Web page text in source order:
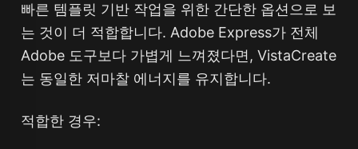
빠른 템플릿 기반 작업을 위한 간단한 옵션으로 보
는 것이 더 적합합니다. Adobe Express가 전체
Adobe 도구보다 가볍게 느껴졌다면, VistaCreate
는 동일한 저마찰 에너지를 유지합니다.
적합한 경우: